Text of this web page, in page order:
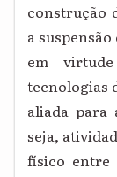
construção
a suspensão
em
tecnologias
aliada para
seja,
físico entre